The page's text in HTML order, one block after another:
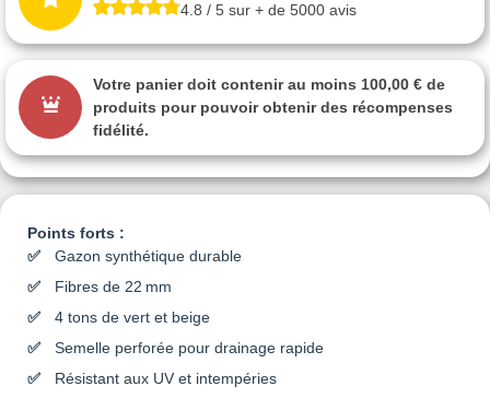
Points forts :
Gazon synthétique durable
Fibres de 22 mm
4 tons de vert et beige
Semelle perforée pour drainage rapide
Résistant aux UV et intempéries
4.8 / 5 sur + de 5000 avis
Votre panier doit contenir au moins 100,00 € de
produits pour pouvoir obtenir des récompenses
fidélité.